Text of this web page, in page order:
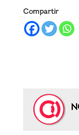
Compartir